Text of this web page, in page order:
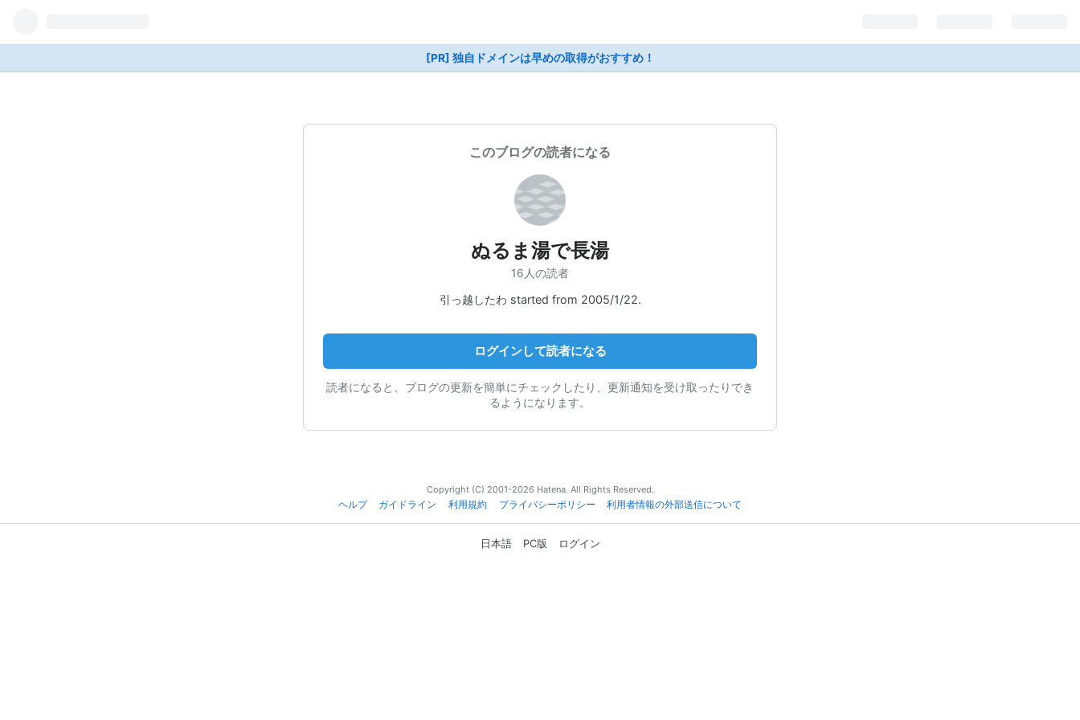
[PR] 独自ドメインは早めの取得がおすすめ！
このブログの読者になる
ぬるま湯で長湯
16人の読者
引っ越したわ started from 2005/1/22.
ログインして読者になる
読者になると、ブログの更新を簡単にチェックしたり、更新通知を受け取ったりでき
るようになります。
Copyright (C) 2001-2026 Hatena. All Rights Reserved.
ヘルプ
ガイドライン 利用規約 プライバシーポリシー 利用者情報の外部送信について
日本語 PC版 ログイン